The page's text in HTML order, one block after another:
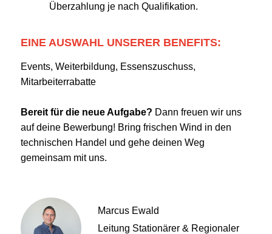
Überzahlung je nach Qualifikation.
EINE AUSWAHL UNSERER BENEFITS:
Events, Weiterbildung, Essenszuschuss,
Mitarbeiterrabatte
Bereit für die neue Aufgabe? Dann freuen wir uns
auf deine Bewerbung! Bring frischen Wind in den
technischen Handel und gehe deinen Weg
gemeinsam mit uns.
Marcus Ewald
Leitung Stationärer & Regionaler